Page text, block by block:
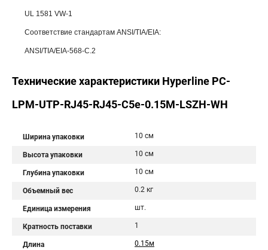
UL 1581 VW-1
Соответствие стандартам ANSI/TIA/EIA:
ANSI/TIA/EIA-568-С.2
Технические характеристики Hyperline PC-
LPM-UTP-RJ45-RJ45-C5e-0.15M-LSZH-WH
Ширина упаковки 10 см
Высота упаковки 10 см
Глубина упаковки 10 см
Объемный вес 0.2 кг
Единица измерения шт.
Кратность поставки 1
Длина 0.15м